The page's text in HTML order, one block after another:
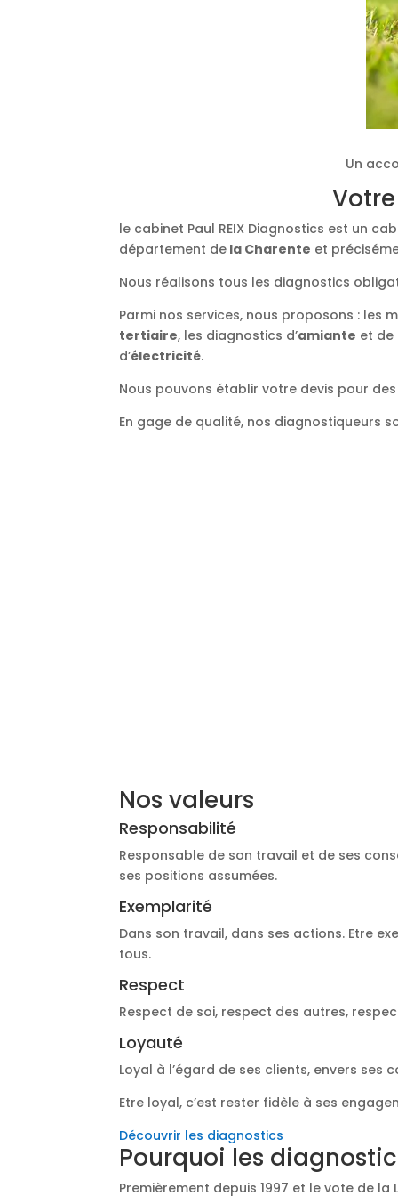
Un
le cabinet Paul REIX Diagnostics est un
département de la Charente et
Nous réalisons tous les diagnostics
Parmi nos services, nous proposons : les
tertiaire, les diagnostics d’amiante et de
d’électricité.
Nous pouvons établir votre devis pour
En gage de qualité, nos diagnostiqueurs
Nos valeurs
Responsabilité
Responsable de son travail et de ses
ses positions assumées.
Exemplarité
Dans son travail, dans ses actions. Etre
tous.
Respect
Respect de soi, respect des autres,
Loyauté
Loyal à l’égard de ses clients, envers
Etre loyal, c’est rester fidèle à ses
Découvrir les diagnostics
Pourquoi les
Premièrement depuis 1997 et le vote de